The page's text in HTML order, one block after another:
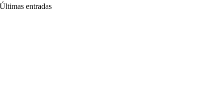
Últimas entradas